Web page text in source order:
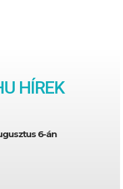
HÍREK
6-án